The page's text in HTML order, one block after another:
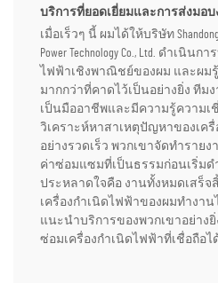
บริการที่ยอดเยี่ยมและการส่งมอบ
เมื่อเร็วๆ นี้ ผมได้ให้บริษัท Shandong
Power Technology Co., Ltd. ดำเนิน
ไฟฟ้าเชิงพาณิชย์ของผม และผม
มากกว่าที่คาดไว้เป็นอย่างยิ่ง ทีม
เป็นมืออาชีพและมีความรู้ความเ
วิเคราะห์หาสาเหตุปัญหาของเค
อย่างรวดเร็ว พวกเขาจัดทำราย
ค่าซ่อมแซมที่เป็นธรรมก่อนเริ่มด
ประหลาดใจคือ งานทั้งหมดเสร็
เครื่องกำเนิดไฟฟ้าของผมทำงา
แนะนำบริการของพวกเขาอย่าง
ซ่อมเครื่องกำเนิดไฟฟ้าที่เชื่อถือไ